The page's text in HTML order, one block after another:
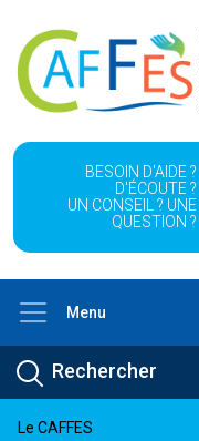
BESOIN D'AIDE ?
D'ÉCOUTE ?
UN CONSEIL ? UNE
QUESTION ?
Menu
Le CAFFES